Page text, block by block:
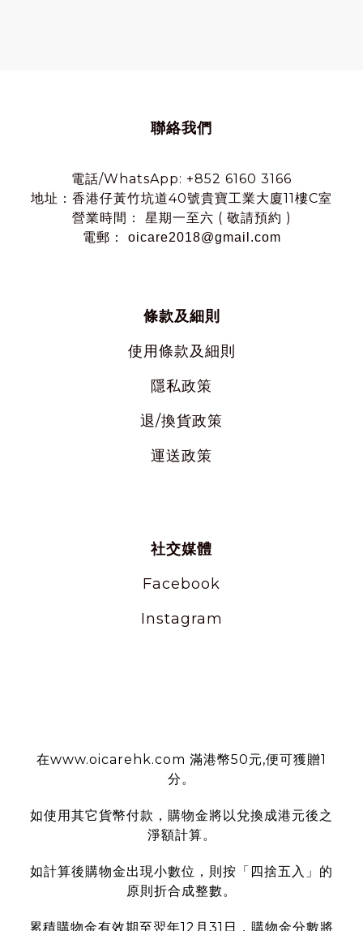
聯絡我們
電話/WhatsApp: +852 6160 3166
地址：香港仔黃竹坑道40號貴寶工業大廈11樓C室
營業時間： 星期一至六 ( 敬請預約 )
電郵： oicare2018@gmail.com
條款及細則
使用條款及細則
隱私政策
退/換貨政策
運送政策
社交媒體
Facebook
Instagram
在www.oicarehk.com 滿港幣50元,便可獲贈1
分。
如使用其它貨幣付款，購物金將以兌換成港元後之
淨額計算。
如計算後購物金出現小數位，則按「四捨五入」的
原則折合成整數。
累積購物金有效期至翌年12月31日，購物金分數將